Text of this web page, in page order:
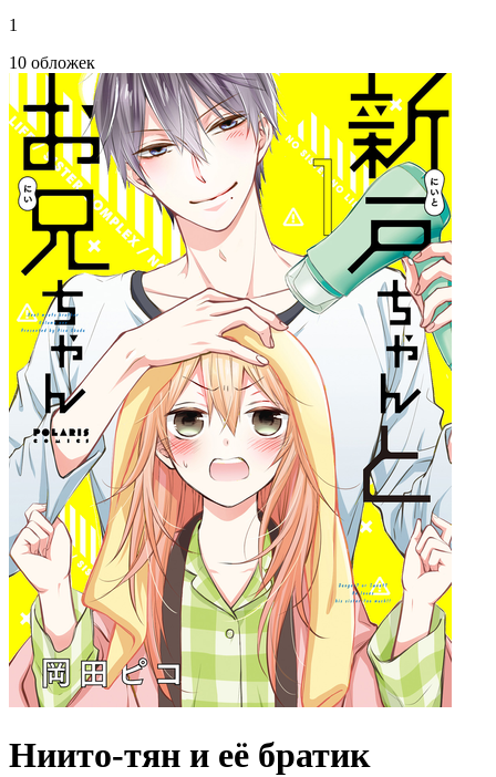
1
10 обложек
Ниито-тян и её братик